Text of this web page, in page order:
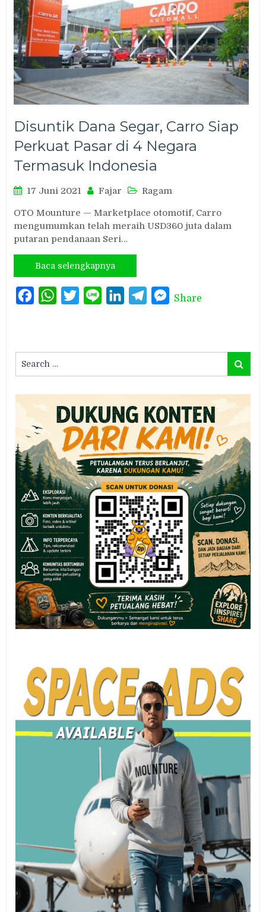
Disuntik Dana Segar, Carro Siap
Perkuat Pasar di 4 Negara
Termasuk Indonesia
17 Juni 2021 Fajar Ragam
OTO Mounture — Marketplace otomotif, Carro
mengumumkan telah meraih USD360 juta dalam
putaran pendanaan Seri…
Baca selengkapnya
FacebookWhatsAppTwitterLine LinkedInTelegramMessenger
Share
for:
Search